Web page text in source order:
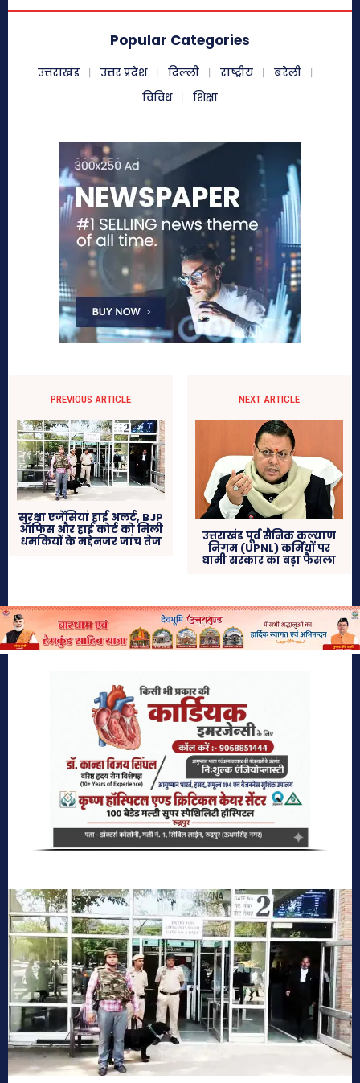
Popular Categories
उत्तराखंड उत्तर प्रदेश दिल्ली राष्ट्रीय
बरेली
विविध
शिक्षा
PREVIOUS ARTICLE
सुरक्षा एजेंसियां हाई अलर्ट, BJP
ऑफिस और हाई कोर्ट को मिली
धमकियों के मद्देनजर जांच तेज
NEXT ARTICLE
उत्तराखंड पूर्व सैनिक कल्याण
निगम (UPNL) कर्मियों पर
धामी सरकार का बड़ा फैसला